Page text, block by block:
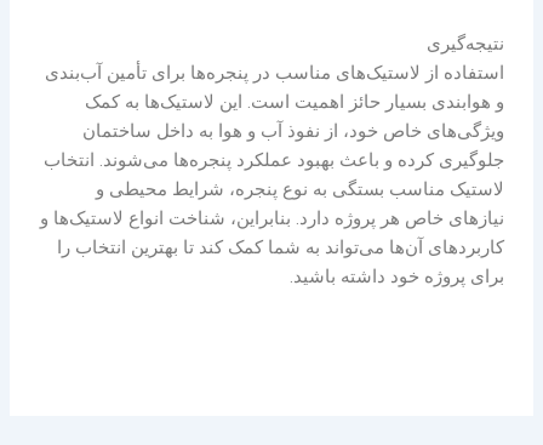
نتیجه‌گیری
استفاده از لاستیک‌های مناسب در پنجره‌ها برای تأمین آب‌بندی
و هوابندی بسیار حائز اهمیت است. این لاستیک‌ها به کمک
ویژگی‌های خاص خود، از نفوذ آب و هوا به داخل ساختمان
جلوگیری کرده و باعث بهبود عملکرد پنجره‌ها می‌شوند. انتخاب
لاستیک مناسب بستگی به نوع پنجره، شرایط محیطی و
نیازهای خاص هر پروژه دارد. بنابراین، شناخت انواع لاستیک‌ها و
کاربردهای آن‌ها می‌تواند به شما کمک کند تا بهترین انتخاب را
برای پروژه خود داشته باشید.